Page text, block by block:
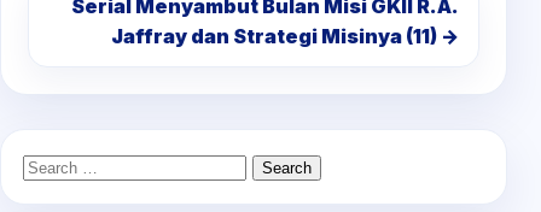
Serial Menyambut Bulan Misi GKII R.A.
Jaffray dan Strategi Misinya (11) →
Search